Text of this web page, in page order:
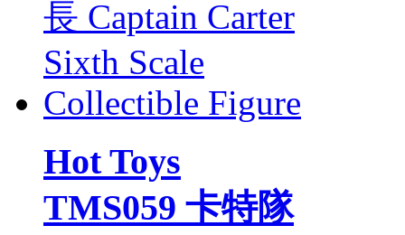
Hot Toys
TMS059 卡特隊